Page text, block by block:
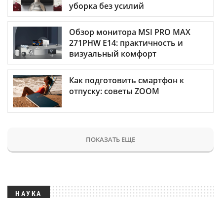
уборка без усилий
Обзор монитора MSI PRO MAX
271PHW E14: практичность и
визуальный комфорт
Как подготовить смартфон к
отпуску: советы ZOOM
ПОКАЗАТЬ ЕЩЕ
НАУКА